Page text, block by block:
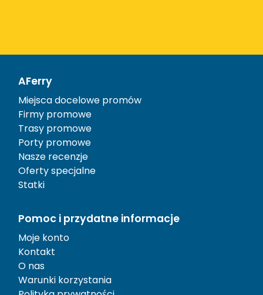
AFerry
Miejsca docelowe promów
Firmy promowe
Trasy promowe
Porty promowe
Nasze recenzje
Oferty specjalne
Statki
Pomoc i przydatne informacje
Moje konto
Kontakt
O nas
Warunki korzystania